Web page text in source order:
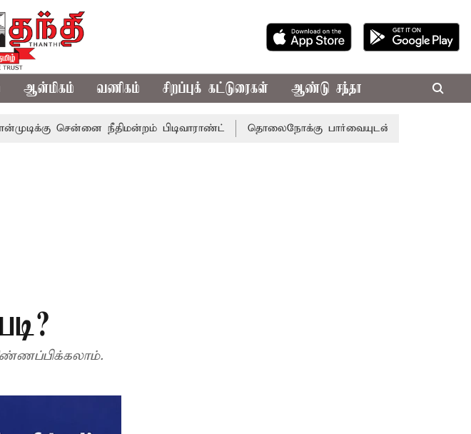
ஆன்மிகம் வணிகம் சிறப்புக் கட்டுரைகள் ஆண்டு சந்தா
சென்னை நீதிமன்றம் பிடிவாராண்ட் தொலைநோக்கு பார்வையுடன் கூடிய வேளாண்